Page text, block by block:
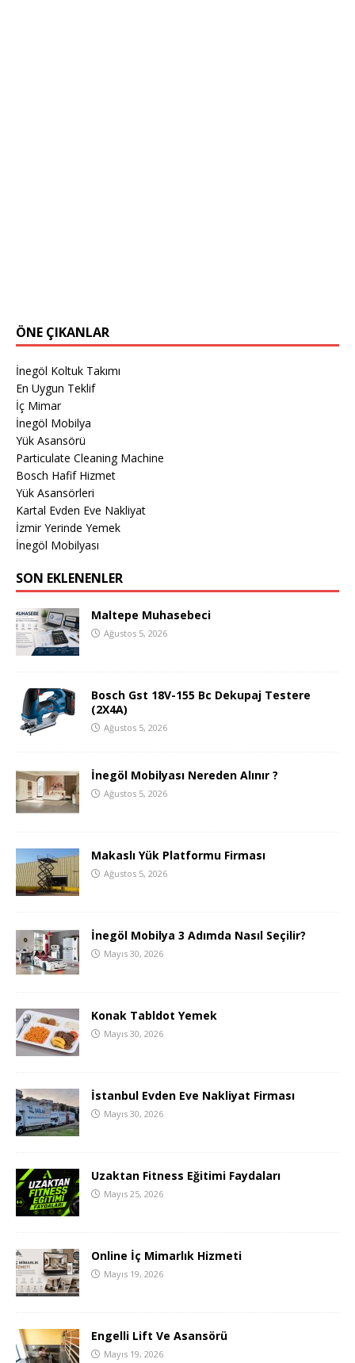
ÖNE ÇIKANLAR
İnegöl Koltuk Takımı
En Uygun Teklif
İç Mimar
İnegöl Mobilya
Yük Asansörü
Particulate Cleaning Machine
Bosch Hafif Hizmet
Yük Asansörleri
Kartal Evden Eve Nakliyat
İzmir Yerinde Yemek
İnegöl Mobilyası
SON EKLENENLER
Maltepe Muhasebeci
Ağustos 5, 2026
Bosch Gst 18V-155 Bc Dekupaj Testere
(2X4A)
Ağustos 5, 2026
İnegöl Mobilyası Nereden Alınır ?
Ağustos 5, 2026
Makaslı Yük Platformu Firması
Ağustos 5, 2026
İnegöl Mobilya 3 Adımda Nasıl Seçilir?
Mayıs 30, 2026
Konak Tabldot Yemek
Mayıs 30, 2026
İstanbul Evden Eve Nakliyat Firması
Mayıs 30, 2026
Uzaktan Fitness Eğitimi Faydaları
Mayıs 25, 2026
Online İç Mimarlık Hizmeti
Mayıs 19, 2026
Engelli Lift Ve Asansörü
Mayıs 19, 2026